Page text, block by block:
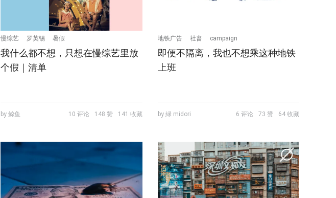
慢综艺 罗英锡 暑假
我什么都不想，只想在慢综艺里放
个假｜清单
by 鲸鱼 10 评论 148 赞 141 收藏
地铁广告 社畜 campaign
即便不隔离，我也不想乘这种地铁
上班
by 緑 midori 6 评论 73 赞 64 收藏